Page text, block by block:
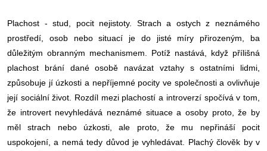
Plachost - stud, pocit nejistoty. Strach a ostych z neznámého
prostředí, osob nebo situací je do jisté míry přirozeným, ba
důležitým obranným mechanismem. Potíž nastává, když přílišná
plachost brání dané osobě navázat vztahy s ostatními lidmi,
způsobuje jí úzkosti a nepříjemné pocity ve společnosti a ovlivňuje
její sociální život. Rozdíl mezi plachostí a introverzí spočívá v tom,
že introvert nevyhledává neznámé situace a osoby proto, že by
měl strach nebo úzkosti, ale proto, že mu nepřináší pocit
uspokojení, a nemá tedy důvod je vyhledávat. Plachý člověk by v